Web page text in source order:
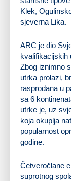
Klek,
sjeverna Lika.
ARC je dio
kvalifikacijskih
Zbog iznimno
utrka prolazi,
rasprodana u
sa 6
utrke je, uz
koja okuplja
popularnost
godine.
Četveročlane
suprotnog